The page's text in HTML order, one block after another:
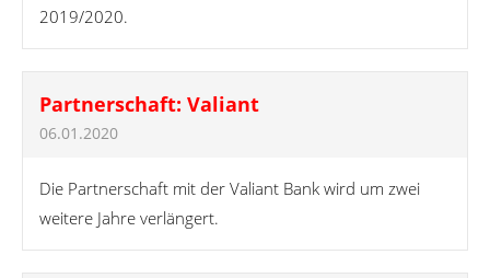
2019/2020.
Partnerschaft: Valiant
06.01.2020
Die Partnerschaft mit der Valiant Bank wird um zwei
weitere Jahre verlängert.